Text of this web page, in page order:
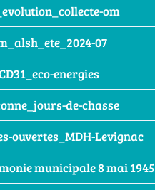
om
07
energies
de-chasse
ouvertes_MDH-Levignac
municipale 8 mai 1945